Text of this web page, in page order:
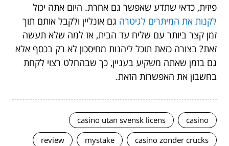
פיזית, כדאי שתדע שאפשר גם אחרת. היום אתה יכול
לקנות את המיתרים לגיטרה גם אונליין ולקבל אותם תוך
זמן קצר ביותר עם שליח עד הבית, אז למה שלא תעשה
זאת? בצורה כזאת תוכל ליהנות מחיסכון לא רק בכסף אלא
גם בזמן שאתה משקיע בעניין, כך שבהחלט רצוי לקחת
בחשבון את האפשרות הזאת.
casino
casino utan svensk licens
casino zonder crucks
mystake
review